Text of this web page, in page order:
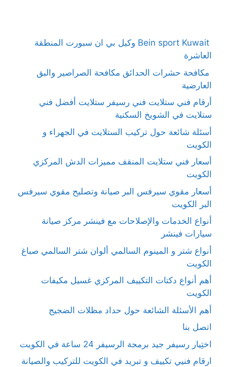
Bein sport Kuwait وكيل بي ان سبورت المنطقة
العاشرة
مكافحة حشرات الحدائق مكافحة الصراصير والبق
العارضية
أرقام فني ستلايت فني رسيفر ستلايت أفضل فني
ستلايت في الشويخ السكنية
أسئلة شائعة حول تركيب الستلايت في الجهراء و
الكويت
أسعار فني ستلايت المنقف مميزات الدش المركزي
الكويت
أسعار مقوي سيرفس البر صيانة وتصليح مقوي سيرفس
البر الكويت
أنواع الخدمات والإصلاحات مع فينشر مركز صيانة
سيارات فينشر
أنواع شتر و المينوم السالمي ألوان شتر السالمي صباغ
الكويت
أهم أنواع دكتات التكييف المركزي غسيل مكيفات
الكويت
أهم الأسئلة الشائعة حول حداد مظلات الضجيج
اتصل بنا
اختِيار رسيفر جيد برمجة الرسيفر 24 ساعة في الكويت
ارقام فنيي تكييف و تبريد في الكويت للتركيب والصيانة